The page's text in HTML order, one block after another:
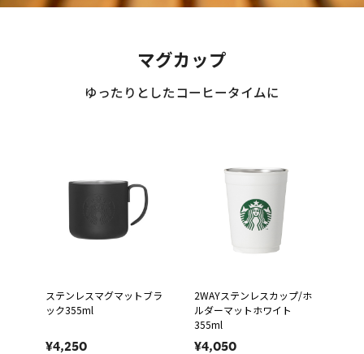
マグカップ
ゆったりとしたコーヒータイムに
ステンレスマグマットブラ
ック355ml
¥4,250
2WAYステンレスカップ/ホ
ルダーマットホワイト
355ml
¥4,050